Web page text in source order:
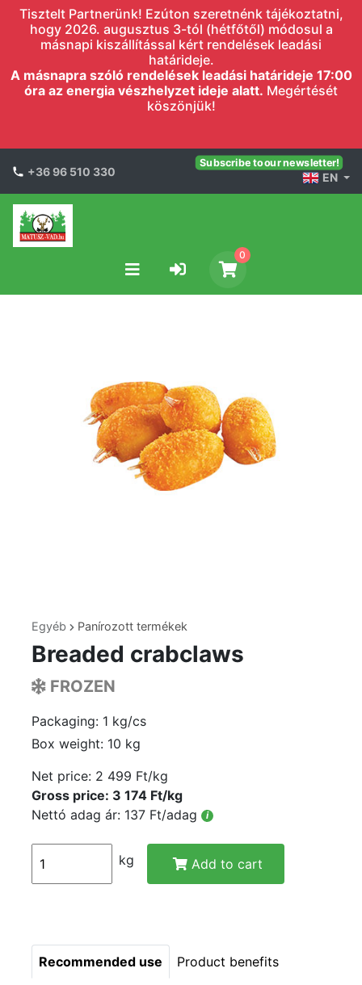
Tisztelt Partnerünk! Ezúton szeretnénk tájékoztatni,
hogy 2026. augusztus 3-tól (hétfőtől) módosul a
másnapi kiszállítással kért rendelések leadási
határideje.
A másnapra szóló rendelések leadási határideje 17:00
óra az energia vészhelyzet ideje alatt. Megértését
köszönjük!
+36 96 510 330
Subscribe to our newsletter!
EN
0
Egyéb Panírozott termékek
Breaded crabclaws
FROZEN
Packaging: 1 kg/cs
Box weight: 10 kg
Net price: 2 499 Ft/kg
Gross price: 3 174 Ft/kg
Nettó adag ár: 137 Ft/adag
i
kg Add to cart
Recommended use Product benefits